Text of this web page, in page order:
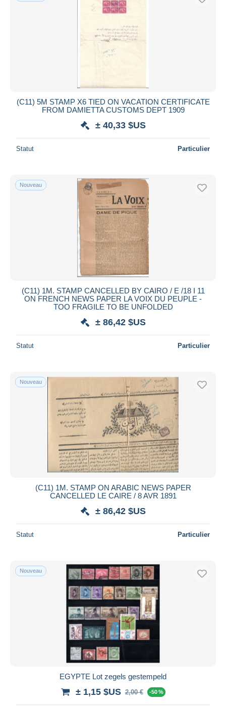
(C11) 5M STAMP X6 TIED ON VACATION CERTIFICATE
FROM DAMIETTA CUSTOMS DEPT 1909
± 40,33 $US
Statut Particulier
Nouveau
(C11) 1M. STAMP CANCELLED BY CAIRO / E /18 I 11
ON FRENCH NEWS PAPER LA VOIX DU PEUPLE -
TOO FRAGILE TO BE UNFOLDED
± 86,42 $US
Statut Particulier
Nouveau
(C11) 1M. STAMP ON ARABIC NEWS PAPER
CANCELLED LE CAIRE / 8 AVR 1891
± 86,42 $US
Statut Particulier
Nouveau
EGYPTE Lot zegels gestempeld
± 1,15 $US 2,00 € -50 %